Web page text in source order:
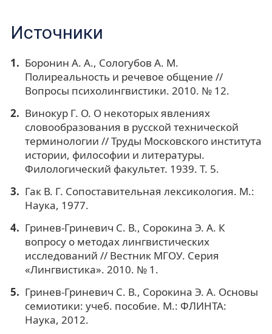
Источники
Боронин А. А., Сологубов А. М.
Полиреальность и речевое общение //
Вопросы психолингвистики. 2010. № 12.
Винокур Г. О. О некоторых явлениях
словообразования в русской технической
терминологии // Труды Московского института
истории, философии и литературы.
Филологический факультет. 1939. Т. 5.
Гак В. Г. Сопоставительная лексикология. М.:
Наука, 1977.
Гринев-Гриневич С. В., Сорокина Э. А. К
вопросу о методах лингвистических
исследований // Вестник МГОУ. Серия
«Лингвистика». 2010. № 1.
Гринев-Гриневич С. В., Сорокина Э. А. Основы
семиотики: учеб. пособие. М.: ФЛИНТА:
Наука, 2012.